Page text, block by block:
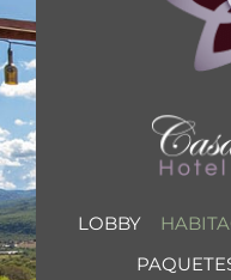
LOBBY